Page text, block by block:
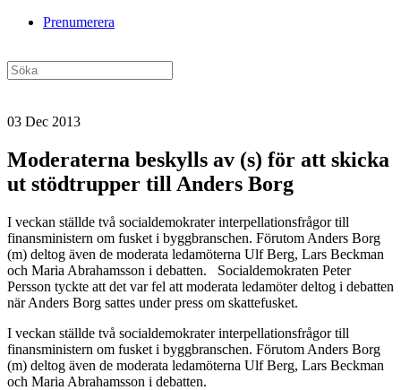
Prenumerera
03 Dec 2013
Moderaterna beskylls av (s) för att skicka
ut stödtrupper till Anders Borg
I veckan ställde två socialdemokrater interpellationsfrågor till
finansministern om fusket i byggbranschen. Förutom Anders Borg
(m) deltog även de moderata ledamöterna Ulf Berg, Lars Beckman
och Maria Abrahamsson i debatten. Socialdemokraten Peter
Persson tyckte att det var fel att moderata ledamöter deltog i debatten
när Anders Borg sattes under press om skattefusket.
I veckan ställde två socialdemokrater interpellationsfrågor till
finansministern om fusket i byggbranschen. Förutom Anders Borg
(m) deltog även de moderata ledamöterna Ulf Berg, Lars Beckman
och Maria Abrahamsson i debatten.